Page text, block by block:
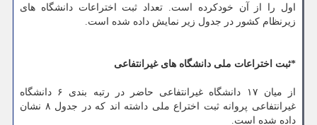
اول را از آن خودکرده است. تعداد ثبت اختراعات دانشگاه های
زیرنظام کشور در جدول زیر نمایش داده شده است.
*ثبت اختراعات ملی دانشگاه های غیرانتفاعی
از میان ۱۷ دانشگاه غیرانتفاعی حاضر در رتبه بندی ۶ دانشگاه
غیرانتفاعی پروانه ثبت اختراع ملی داشته اند که در جدول ۸ نشان
داده شده است.